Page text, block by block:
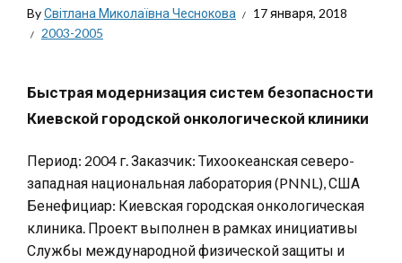
ByСвітлана Миколаївна Чеснокова
17 января, 2018
2003-2005
Быстрая модернизация систем безопасности
Киевской городской онкологической клиники
Период: 2004 г. Заказчик: Тихоокеанская северо-
западная национальная лаборатория (PNNL), США
Бенефициар: Киевская городская онкологическая
клиника. Проект выполнен в рамках инициативы
Службы международной физической защиты и